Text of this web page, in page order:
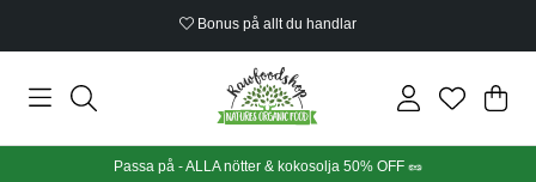
Bonus på allt du handlar
Din
.
Passa på - ALLA nötter & kokosolja 50% OFF 🥜